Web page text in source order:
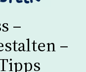
–
–